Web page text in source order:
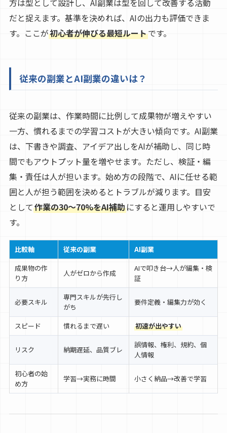
方は型として設計し、AI副業は型を回して改善する活動
だと捉えます。基準を決めれば、AIの出力も評価できま
す。ここが初心者が伸びる最短ルートです。
従来の副業とAI副業の違いは？
従来の副業は、作業時間に比例して成果物が増えやすい
一方、慣れるまでの学習コストが大きい傾向です。AI副業
は、下書きや調査、アイデア出しをAIが補助し、同じ時
間でもアウトプット量を増やせます。ただし、検証・編
集・責任は人が担います。始め方の段階で、AIに任せる範
囲と人が担う範囲を決めるとトラブルが減ります。目安
として作業の30〜70%をAI補助にすると運用しやすいで
す。
比較軸 従来の副業
AI副業
成果物の作
り方
人がゼロから作成
AIで叩き台→人が編集・検
証
必要スキル
専門スキルが先行し
がち
要件定義・編集力が効く
スピード 慣れるまで遅い 初速が出やすい
リスク 納期遅延、品質ブレ
誤情報、権利、規約、個
人情報
初心者の始
め方
学習→実務に時間 小さく納品→改善で学習